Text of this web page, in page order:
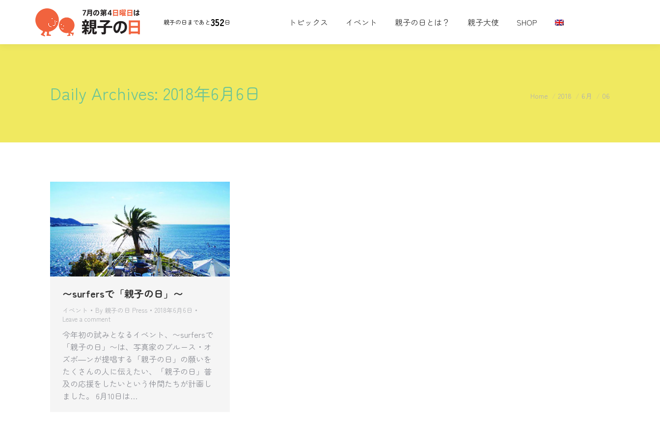
親子の日まであと352日 トピックス イベント 親子の日とは？ 親子大使 SHOP
Daily Archives: 2018年6月6日 You are here:
Home 2018 6月 06
〜surfersで「親子の日」〜
イベント By 親子の日 Press
2018年6月6日
Leave a comment
今年初の試みとなるイベント、〜surfersで
「親子の日」〜は、写真家のブルース・オ
ズボ―ンが提唱する「親子の日」の願いを
たくさんの人に伝えたい、「親子の日」普
及の応援をしたいという仲間たちが計画し
ました。 6月10日は…